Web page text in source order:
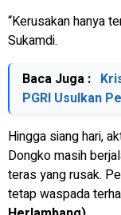
“Kerusakan hanya
Sukamdi.
Baca Juga :
PGRI Usulkan
Hingga siang hari,
Dongko masih
teras yang rusak.
tetap waspada